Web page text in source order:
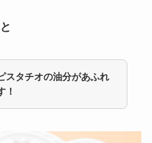
スタチオの油分があふれ
！